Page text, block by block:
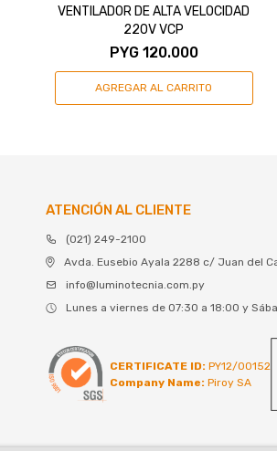
VENTILADOR DE ALTA VELOCIDAD
220V VCP
PYG 120.000
ATENCIÓN AL CLIENTE
(021) 249-2100
Avda. Eusebio Ayala 2288 c/ Juan del
info@luminotecnia.com.py
Lunes a viernes de 07:30 a 18:00 y
CERTIFICATE ID: PY12/00152
Company Name: Piroy SA